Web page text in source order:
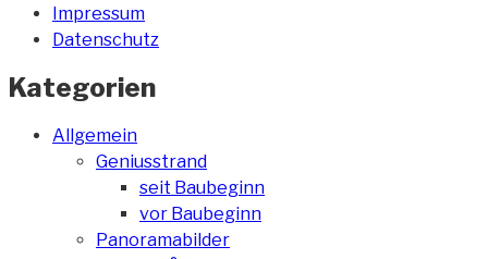
Impressum
Datenschutz
Kategorien
Allgemein
Geniusstrand
seit Baubeginn
vor Baubeginn
Panoramabilder